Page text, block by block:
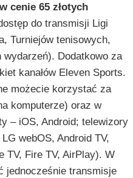
cenie 65 złotych
do transmisji Ligi
Turniejów tenisowych,
wydarzeń). Dodatkowo za
kanałów Eleven Sports.
możecie korzystać za
komputerze) oraz w
– iOS, Android; telewizory
webOS, Android TV,
TV, Fire TV, AirPlay). W
jednocześnie transmisje